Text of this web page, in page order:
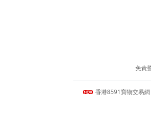
免責
香港8591寶物交易網